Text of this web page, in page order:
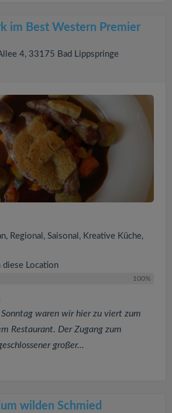
im Best Western Premier
4, 33175 Bad Lippspringe
Regional, Saisonal, Kreative Küche,
Location
100%
waren wir hier zu viert zum
Restaurant. Der Zugang zum
großer...
wilden Schmied